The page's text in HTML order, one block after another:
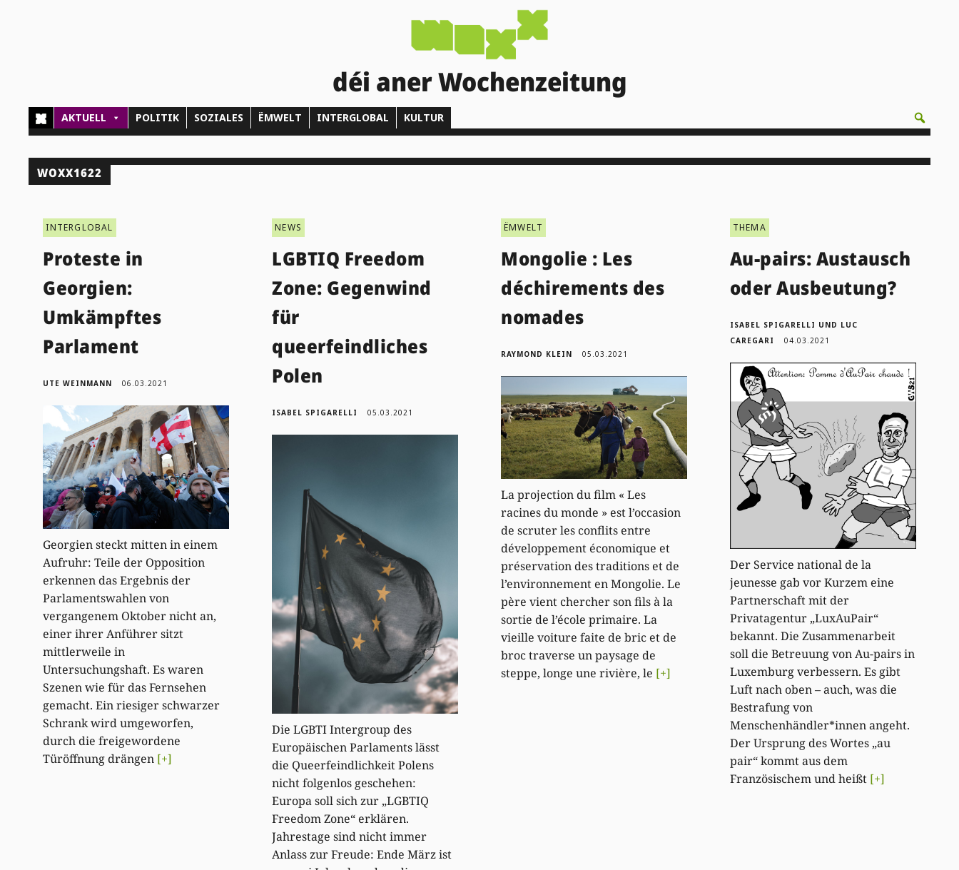
déi aner Wochenzeitung
AKTUELL POLITIK SOZIALES ËMWELT INTERGLOBAL KULTUR
WOXX1622
INTERGLOBAL
Proteste in
Georgien:
Umkämpftes
Parlament
UTE WEINMANN 06.03.2021
Georgien steckt mitten in einem
Aufruhr: Teile der Opposition
erkennen das Ergebnis der
Parlamentswahlen von
vergangenem Oktober nicht an,
einer ihrer Anführer sitzt
mittlerweile in
Untersuchungshaft. Es waren
Szenen wie für das Fernsehen
gemacht. Ein riesiger schwarzer
Schrank wird umgeworfen,
durch die freigewordene
Türöffnung drängen [+]
NEWS
LGBTIQ Freedom
Zone: Gegenwind
für
queerfeindliches
Polen
ISABEL SPIGARELLI 05.03.2021
Die LGBTI Intergroup des
Europäischen Parlaments lässt
die Queerfeindlichkeit Polens
nicht folgenlos geschehen:
Europa soll sich zur „LGBTIQ
Freedom Zone“ erklären.
Jahrestage sind nicht immer
Anlass zur Freude: Ende März ist
ËMWELT
Mongolie : Les
déchirements des
nomades
RAYMOND KLEIN 05.03.2021
La projection du film « Les
racines du monde » est l’occasion
de scruter les conflits entre
développement économique et
préservation des traditions et de
l’environnement en Mongolie. Le
père vient chercher son fils à la
sortie de l’école primaire. La
vieille voiture faite de bric et de
broc traverse un paysage de
steppe, longe une rivière, le [+]
THEMA
Au-pairs: Austausch
oder Ausbeutung?
ISABEL SPIGARELLI UND LUC
CAREGARI
04.03.2021
Der Service national de la
jeunesse gab vor Kurzem eine
Partnerschaft mit der
Privatagentur „LuxAuPair“
bekannt. Die Zusammenarbeit
soll die Betreuung von Au-pairs in
Luxemburg verbessern. Es gibt
Luft nach oben – auch, was die
Bestrafung von
Menschenhändler*innen angeht.
Der Ursprung des Wortes „au
pair“ kommt aus dem
Französischem und heißt [+]